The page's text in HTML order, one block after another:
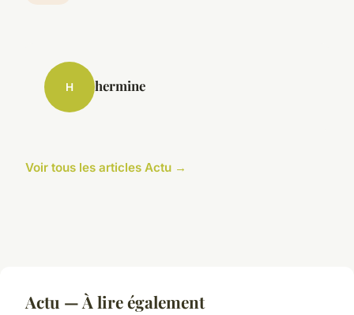
H hermine
Voir tous les articles Actu →
Actu — À lire également